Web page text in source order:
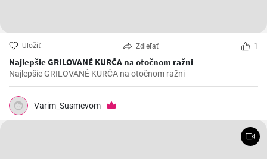
Uložiť Zdieľať 1
Najlepšie GRILOVANÉ KURČA na otočnom ražni
Najlepšie GRILOVANÉ KURČA na otočnom ražni
Varim_Susmevom